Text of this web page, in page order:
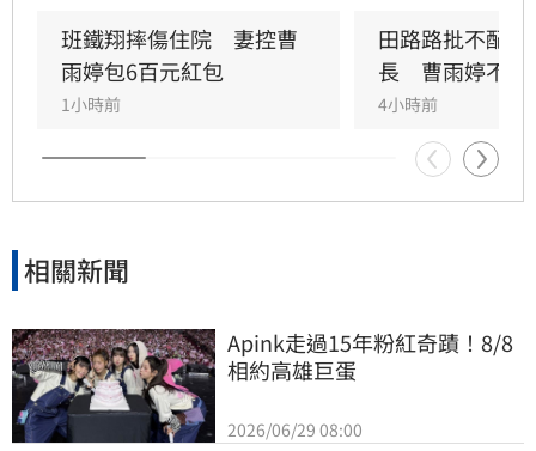
外界關注工會運作屬合理公共討論，核心在於工
會是否善盡職責，而非轉移焦點至個別藝人身
上。由於曹雨婷曾主動表示協助田路路，隨後引
發外界檢視工會作為，許常德呼籲曹雨婷應公開
說明近年會務內容，包括會費、企業贊助與政府
補助等經費運用情形，確保財務透明公開，才能
員權益獲得實質保障與完善照顧。
班鐵翔摔傷住院　妻控曹
雨婷包6百元紅包
1小時前
田路路批不配
長　曹雨婷不忍
4小時前
相關新聞
Apink走過15年粉紅奇蹟！8/8
相約高雄巨蛋
2026/06/29 08:00